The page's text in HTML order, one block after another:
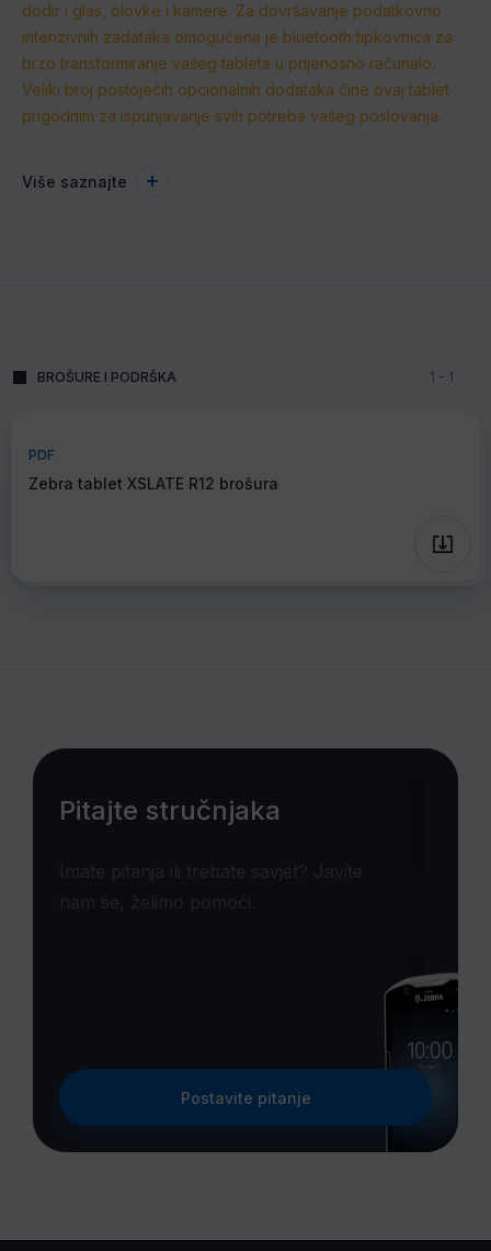
dodir i glas, olovke i kamere. Za dovršavanje podatkovno
intenzivnih zadataka omogućena je bluetooth tipkovnica za
brzo transformiranje vašeg tableta u prijenosno računalo.
Veliki broj postojećih opcionalnih dodataka čine ovaj tablet
prigodnim za ispunjavanje svih potreba vašeg poslovanja.
Više saznajte
BROŠURE I PODRŠKA 1 - 1
PDF
Zebra tablet XSLATE R12 brošura
Pitajte stručnjaka
Postavite pitanje